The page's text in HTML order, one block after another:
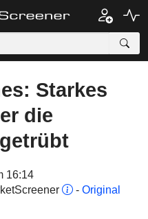
Starkes
die
16:14
- Original